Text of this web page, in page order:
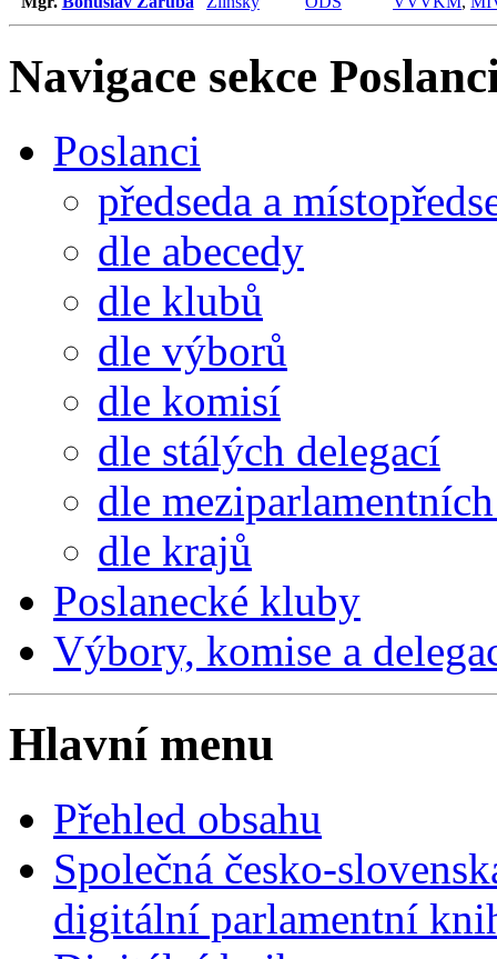
Navigace sekce
Poslanci
předseda a
dle abecedy
dle klubů
dle výborů
dle komisí
dle stálých delegací
dle
dle krajů
Poslanecké kluby
Výbory, komise a
Hlavní menu
Přehled obsahu
Společná česko-
digitální parlamentní